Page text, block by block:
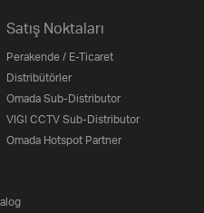
Satış Noktaları
Perakende / E-Ticaret
Distribütörler
Omada Sub-Distributor
VIGI CCTV Sub-Distributor
Omada Hotspot Partner